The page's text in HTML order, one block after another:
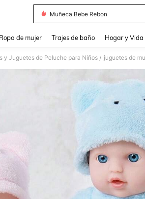
Muñeca Bebe Rebon
Ropa de mujer Trajes de baño Hogar y Vida
y Juguetes de Peluche para Niños / juguetes de